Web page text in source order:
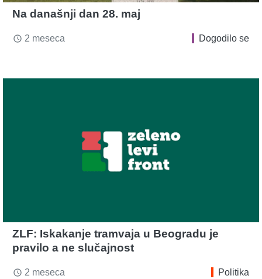
Na današnji dan 28. maj
access_time 2 meseca Dogodilo se
ZLF: Iskakanje tramvaja u Beogradu je
pravilo a ne slučajnost
access_time 2 meseca Politika